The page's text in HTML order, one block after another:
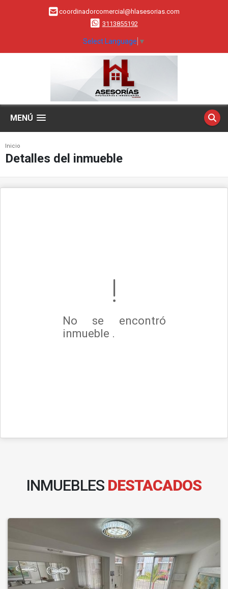
coordinadorcomercial@hlasesorias.com
3113855192
Select Language ▼
MENÚ
Inicio
Detalles del inmueble
No se encontró
inmueble .
INMUEBLES DESTACADOS